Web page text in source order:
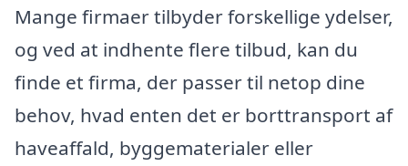
Mange firmaer tilbyder forskellige ydelser,
og ved at indhente flere tilbud, kan du
finde et firma, der passer til netop dine
behov, hvad enten det er borttransport af
haveaffald, byggematerialer eller